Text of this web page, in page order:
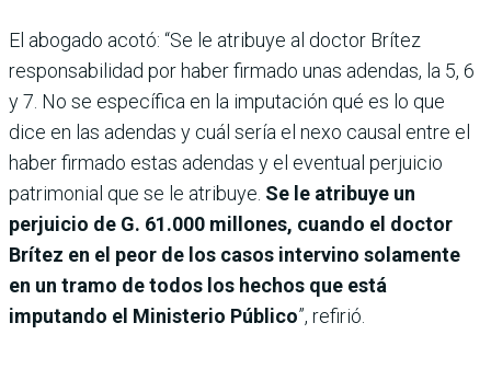
El abogado acotó: “Se le atribuye al doctor Brítez
responsabilidad por haber firmado unas adendas, la 5, 6
y 7. No se específica en la imputación qué es lo que
dice en las adendas y cuál sería el nexo causal entre el
haber firmado estas adendas y el eventual perjuicio
patrimonial que se le atribuye. Se le atribuye un
perjuicio de G. 61.000 millones, cuando el doctor
Brítez en el peor de los casos intervino solamente
en un tramo de todos los hechos que está
imputando el Ministerio Público”, refirió.